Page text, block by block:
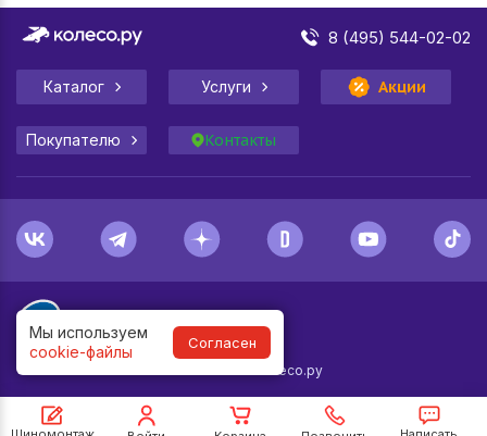
Мы используем
cookie-файлы
Согласен
8 (495) 544-02-02
Каталог Услуги Акции
Покупателю Контакты
© Колесо.ру